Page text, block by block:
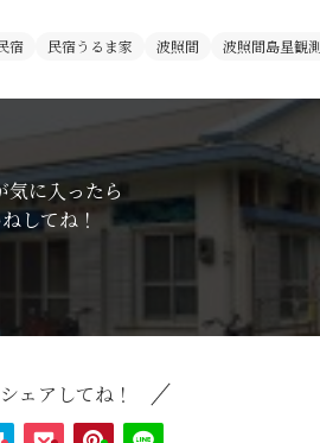
宿 民宿うるま家 波照間 波照間島星観
気に入ったら
してね！
ェアしてね！